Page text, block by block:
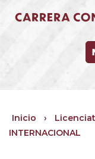
Inicio ›
INTERNACIONAL